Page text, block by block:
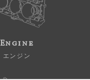
Engine
エンジン